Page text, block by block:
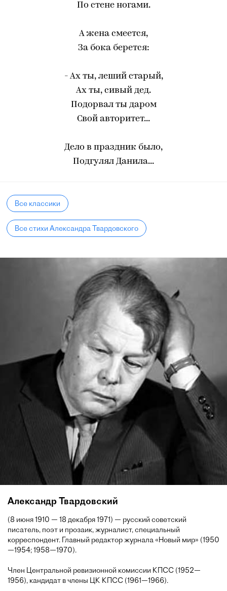
По стене ногами.
А жена смеется,
За бока берется:
- Ах ты, леший старый,
Ах ты, сивый дед.
Подорвал ты даром
Свой авторитет...
Дело в праздник было,
Подгулял Данила...
Все классики
Все стихи Александра Твардовского
Александр Твардовский
(8 июня 1910 — 18 декабря 1971) — русский советский
писатель, поэт и прозаик, журналист, специальный
корреспондент. Главный редактор журнала «Новый мир» (1950
—1954; 1958—1970).
Член Центральной ревизионной комиссии КПСС (1952—
1956), кандидат в члены ЦК КПСС (1961—1966).